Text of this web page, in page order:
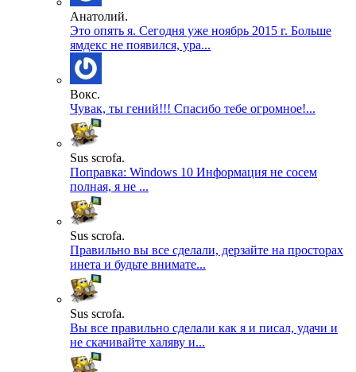
Анатолий.
Это опять я. Сегодня уже ноябрь 2015 г. Больше
ямдекс не появился, ура...
Вокс.
Чувак, ты гений!!! Спасибо тебе огромное!...
Sus scrofa.
Поправка: Windows 10 Информация не сосем
полная, я не ...
Sus scrofa.
Правильно вы все сделали, дерзайте на просторах
инета и будьте внимате...
Sus scrofa.
Вы все правильно сделали как я и писал, удачи и
не скачивайте халяву и...